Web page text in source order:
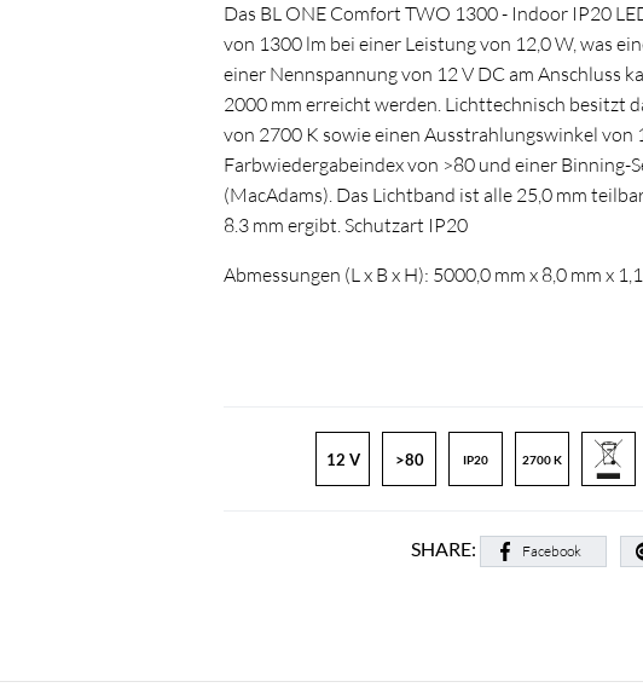
Das BL ONE Comfort TWO 1300 - Indoor IP20
von 1300 lm bei einer Leistung von 12,0 W, was
einer Nennspannung von 12 V DC am Anschluss
2000 mm erreicht werden. Lichttechnisch besitzt
von 2700 K sowie einen Ausstrahlungswinkel von
Farbwiedergabeindex von >80 und einer Binning-
(MacAdams). Das Lichtband ist alle 25,0 mm
8.3 mm ergibt. Schutzart IP20
Abmessungen (L x B x H): 5000,0 mm x 8,0 mm x
12 V >80 IP20 2700 K
SHARE: Facebook